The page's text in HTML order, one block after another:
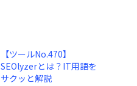
【ツールNo.470】
SEOlyzerとは？IT用語を
サクッと解説